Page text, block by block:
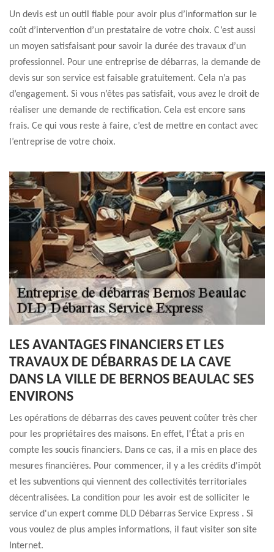
Un devis est un outil fiable pour avoir plus d’information sur le
coût d’intervention d’un prestataire de votre choix. C’est aussi
un moyen satisfaisant pour savoir la durée des travaux d’un
professionnel. Pour une entreprise de débarras, la demande de
devis sur son service est faisable gratuitement. Cela n’a pas
d’engagement. Si vous n’êtes pas satisfait, vous avez le droit de
réaliser une demande de rectification. Cela est encore sans
frais. Ce qui vous reste à faire, c’est de mettre en contact avec
l’entreprise de votre choix.
LES AVANTAGES FINANCIERS ET LES
TRAVAUX DE DÉBARRAS DE LA CAVE
DANS LA VILLE DE BERNOS BEAULAC SES
ENVIRONS
Les opérations de débarras des caves peuvent coûter très cher
pour les propriétaires des maisons. En effet, l'État a pris en
compte les soucis financiers. Dans ce cas, il a mis en place des
mesures financières. Pour commencer, il y a les crédits d'impôt
et les subventions qui viennent des collectivités territoriales
décentralisées. La condition pour les avoir est de solliciter le
service d'un expert comme DLD Débarras Service Express . Si
vous voulez de plus amples informations, il faut visiter son site
Internet.